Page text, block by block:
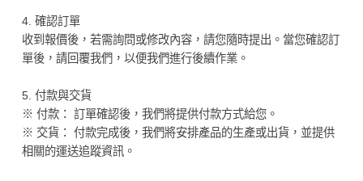
4. 確認訂單
收到報價後，若需詢問或修改內容，請您隨時提出。當您確認訂
單後，請回覆我們，以便我們進行後續作業。
5. 付款與交貨
※ 付款： 訂單確認後，我們將提供付款方式給您。
※ 交貨： 付款完成後，我們將安排產品的生產或出貨，並提供
相關的運送追蹤資訊。